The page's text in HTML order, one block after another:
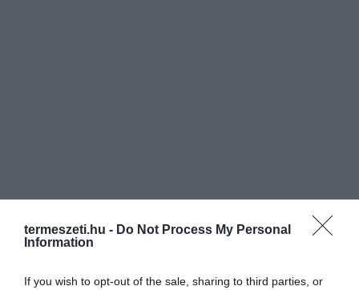
termeszeti.hu - Do Not Process My Personal
Information
If you wish to opt-out of the sale, sharing to third parties, or